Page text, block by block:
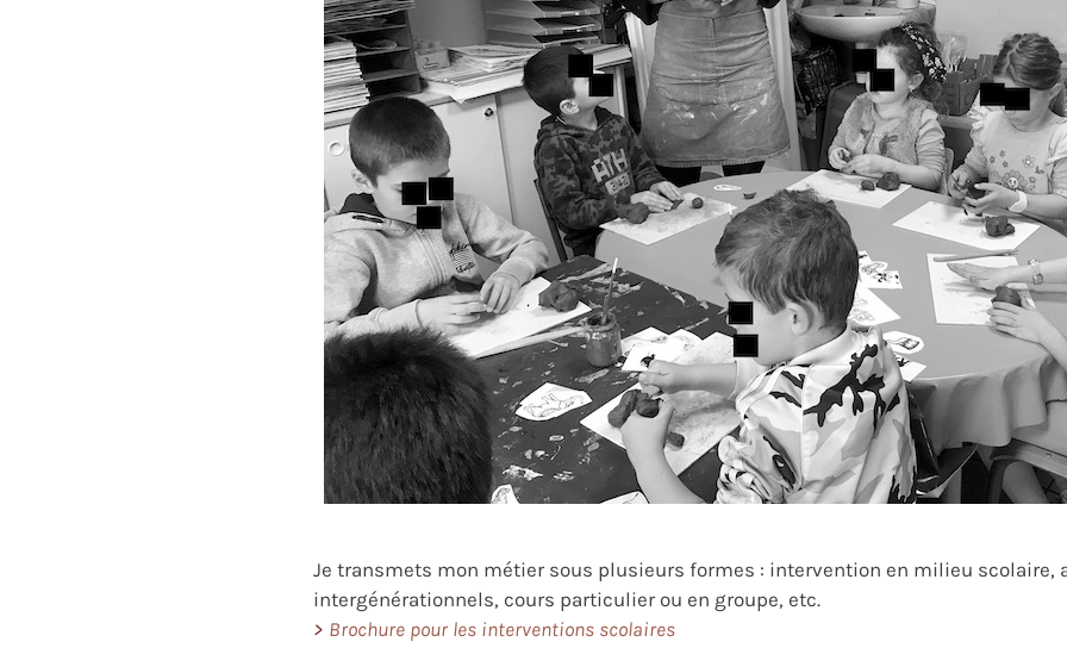
Je transmets mon métier sous plusieurs formes : intervention en milieu scolaire,
intergénérationnels, cours particulier ou en groupe, etc.
> Brochure pour les interventions scolaires